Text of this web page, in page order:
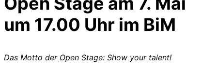
um 17.00 Uhr im BiM
Das Motto der Open Stage: Show your talent!